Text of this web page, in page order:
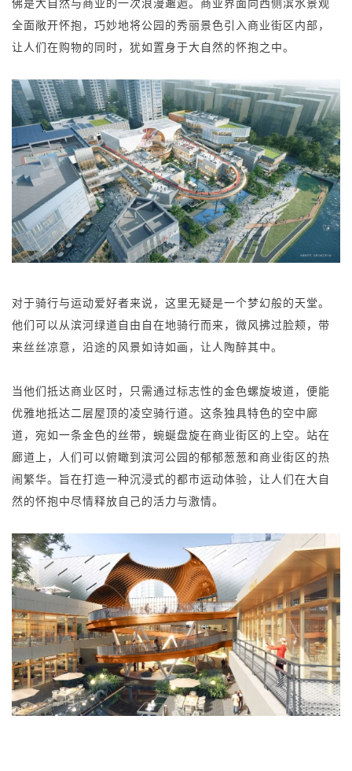
全面敞开怀抱，巧妙地将公园的秀丽景色引入商业街区内部，
让人们在购物的同时，犹如置身于大自然的怀抱之中。
对于骑行与运动爱好者来说，这里无疑是一个梦幻般的天堂。
他们可以从滨河绿道自由自在地骑行而来，微风拂过脸颊，带
来丝丝凉意，沿途的风景如诗如画，让人陶醉其中。
当他们抵达商业区时，只需通过标志性的金色螺旋坡道，便能
优雅地抵达二层屋顶的凌空骑行道。这条独具特色的空中廊
道，宛如一条金色的丝带，蜿蜒盘旋在商业街区的上空。站在
廊道上，人们可以俯瞰到滨河公园的郁郁葱葱和商业街区的热
闹繁华。旨在打造一种沉浸式的都市运动体验，让人们在大自
然的怀抱中尽情释放自己的活力与激情。